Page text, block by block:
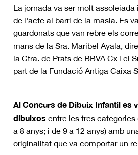
La jornada va ser molt
de l'acte al barri de la masia. Es
guardonats que van rebre els
mans de la Sra. Maribel Ayala,
la Ctra. de Prats de BBVA Cx i el
part de la Fundació Antiga Caixa
Al Concurs de Dibuix Infantil es
dibuixos entre les tres categories
a 8 anys; i de 9 a 12 anys) amb
originalitat que va comportar un